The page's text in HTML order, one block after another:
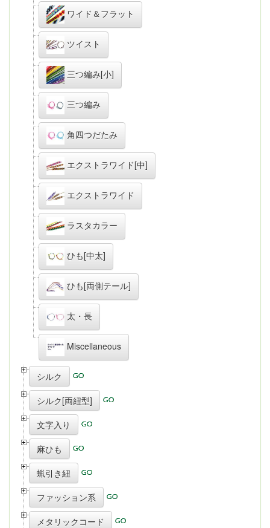
ワイド＆フラット
ツイスト
三つ編み[小]
三つ編み
角四つだたみ
エクストラワイド[中]
エクストラワイド
ラスタカラー
ひも[中太]
ひも[両側テール]
太・長
Miscellaneous
シルク
シルク[両紐型]
文字入り
麻ひも
蝋引き紐
ファッション系
メタリックコード